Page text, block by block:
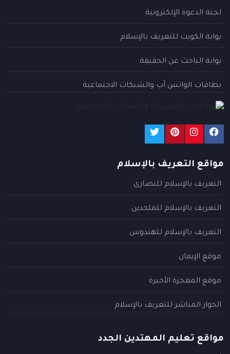
لجنة الدعوة الإلكترونية
بوابة الكويت للتعريف بالإسلام
بوابة الباحث عن الحقيقة
بطاقات الواتس آب والشبكات الاجتماعية
مواقع التعريف بالإسلام
التعريف بالإسلام للنصارى
التعريف بالإسلام للملحدين
التعريف بالإسلام للهندوس
موقع الإيمان
موقع المعجزة الأخيرة
الحوار المباشر للتعريف بالإسلام
مواقع تعليم المهتدين الجدد